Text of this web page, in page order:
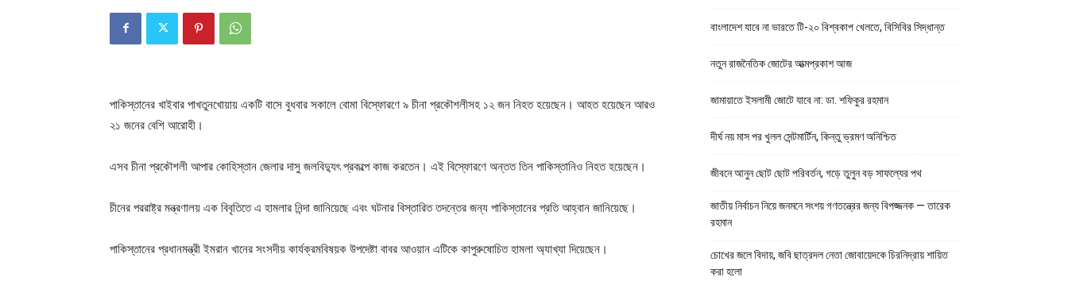
পাকিস্তানের খাইবার পাখতুনখোয়ায় একটি বাসে বুধবার সকালে বোমা বিস্ফোরণে ৯ চীনা প্রকৌশলীসহ ১২ জন নিহত হয়েছেন। আহত হয়েছেন আরও
২১ জনের বেশি আরোহী।
এসব চীনা প্রকৌশলী আপার কোহিস্তান জেলার দাসু জলবিদ্যুৎ প্রকল্পে কাজ করতেন। এই বিস্ফোরণে অন্তত তিন পাকিস্তানিও নিহত হয়েছেন।
চীনের পররাষ্ট্র মন্ত্রণালয় এক বিবৃতিতে এ হামলার নিন্দা জানিয়েছে এবং ঘটনার বিস্তারিত তদন্তের জন্য পাকিস্তানের প্রতি আহ্বান জানিয়েছে।
পাকিস্তানের প্রধানমন্ত্রী ইমরান খানের সংসদীয় কার্যক্রমবিষয়ক উপদেষ্টা বাবর আওয়ান এটিকে কাপুরুষোচিত হামলা অ্যাখ্যা দিয়েছেন।
বাংলাদেশ যাবে না ভারতে টি-২০ বিশ্বকাপ খেলতে, বিসিবির সিদ্ধান্ত
নতুন রাজনৈতিক জোটের আত্মপ্রকাশ আজ
জামায়াতে ইসলামী জোটে যাবে না: ডা. শফিকুর রহমান
দীর্ঘ নয় মাস পর খুলল সেন্টমার্টিন, কিন্তু ভ্রমণ অনিশ্চিত
জীবনে আনুন ছোট ছোট পরিবর্তন, গড়ে তুলুন বড় সাফল্যের পথ
জাতীয় নির্বাচন নিয়ে জনমনে সংশয় গণতন্ত্রের জন্য বিপজ্জনক — তারেক
রহমান
চোখের জলে বিদায়, জবি ছাত্রদল নেতা জোবায়েদকে চিরনিদ্রায় শায়িত
করা হলো